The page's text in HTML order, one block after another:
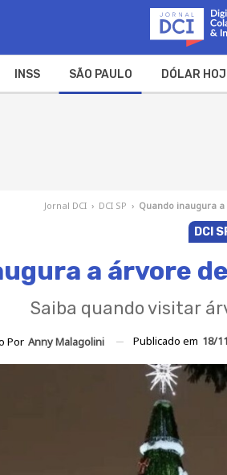
INSS SÃO PAULO DÓLAR
Jornal DCI › DCI SP › Quando inaugura
DCI
a árvore
Saiba quando visitar
Por Anny Malagolini Publicado em 18/